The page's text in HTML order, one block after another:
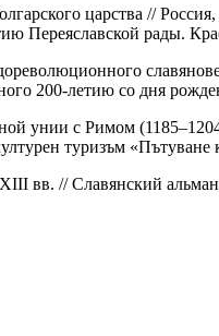
царства //
Переяславской рады.
200-летию со дня
унии с Римом
туризъм
вв. // Славянский